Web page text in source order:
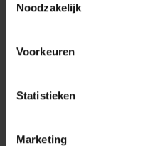
Noodzakelijk
Voorkeuren
Statistieken
Marketing